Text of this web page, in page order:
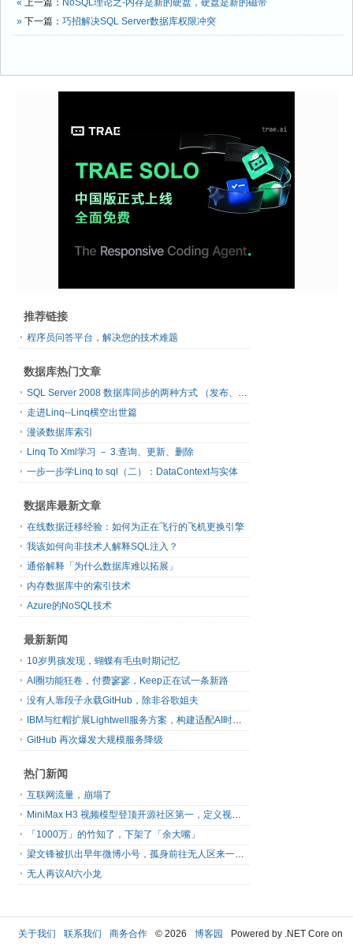
« 上一篇： NoSQL理论之-内存是新的硬盘，硬盘是新的磁带
» 下一篇： 巧招解决SQL Server数据库权限冲突
推荐链接
程序员问答平台，解决您的技术难题
数据库热门文章
SQL Server 2008 数据库同步的两种方式 （发布、订阅）
走进Linq--Linq横空出世篇
漫谈数据库索引
Linq To Xml学习 － 3.查询、更新、删除
一步一步学Linq to sql（二）：DataContext与实体
数据库最新文章
在线数据迁移经验：如何为正在飞行的飞机更换引擎
我该如何向非技术人解释SQL注入？
通俗解释「为什么数据库难以拓展」
内存数据库中的索引技术
Azure的NoSQL技术
最新新闻
10岁男孩发现，蝴蝶有毛虫时期记忆
AI圈功能狂卷，付费寥寥，Keep正在试一条新路
没有人靠段子永载GitHub，除非谷歌姐夫
IBM与红帽扩展Lightwell服务方案，构建适配AI时代开源生态的可信基础设施
GitHub 再次爆发大规模服务降级
热门新闻
互联网流量，崩塌了
MiniMax H3 视频模型登顶开源社区第一，定义视频模型领域“斩杀线”
「1000万」的竹知了，下架了「余大嘴」
梁文锋被扒出早年微博小号，孤身前往无人区来一场相当 deep 的 seek 旅行
无人再议AI六小龙
关于我们 联系我们 商务合作 © 2026 博客园
Powered by .NET Core on